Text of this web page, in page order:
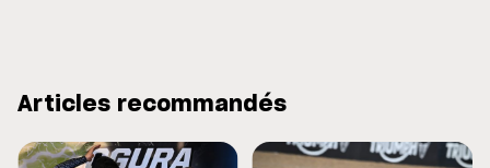
Articles recommandés